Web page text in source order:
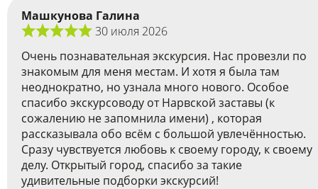
Машкунова Галина
30 июля 2026
Очень познавательная экскурсия. Нас провезли по
знакомым для меня местам. И хотя я была там
неоднократно, но узнала много нового. Особое
спасибо экскурсоводу от Нарвской заставы (к
сожалению не запомнила имени) , которая
рассказывала обо всём с большой увлечённостью.
Сразу чувствуется любовь к своему городу, к своему
делу. Открытый город, спасибо за такие
удивительные подборки экскурсий!